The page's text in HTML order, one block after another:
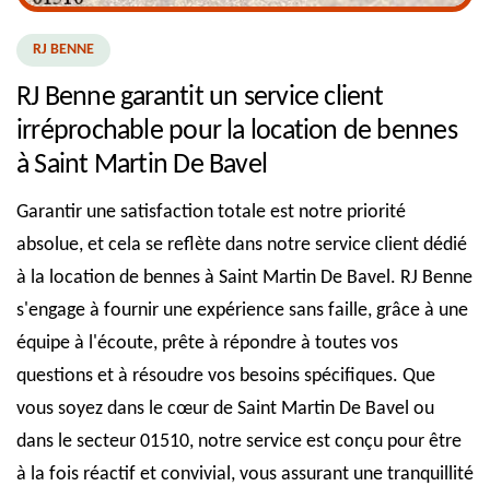
RJ BENNE
RJ Benne garantit un service client
irréprochable pour la location de bennes
à Saint Martin De Bavel
Garantir une satisfaction totale est notre priorité
absolue, et cela se reflète dans notre service client dédié
à la location de bennes à Saint Martin De Bavel. RJ Benne
s'engage à fournir une expérience sans faille, grâce à une
équipe à l'écoute, prête à répondre à toutes vos
questions et à résoudre vos besoins spécifiques. Que
vous soyez dans le cœur de Saint Martin De Bavel ou
dans le secteur 01510, notre service est conçu pour être
à la fois réactif et convivial, vous assurant une tranquillité